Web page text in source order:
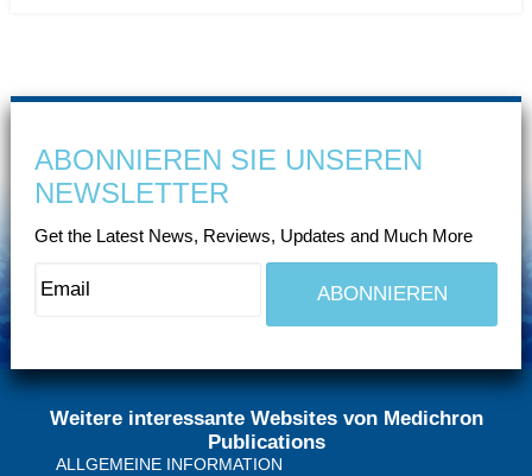
ABONNIEREN SIE UNSEREN
NEWSLETTER
Get the Latest News, Reviews, Updates and Much More
Weitere interessante Websites von Medichron
Publications
ALLGEMEINE INFORMATION